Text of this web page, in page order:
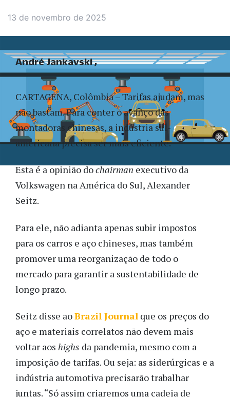
13 de novembro de 2025
CARTAGENA, Colômbia – Tarifas ajudam, mas
não bastam. Para conter o avanço das
montadoras chinesas, a indústria sul-
americana precisa ser mais eficiente.
Esta é a opinião dochairman executivo da
Volkswagen na América do Sul, Alexander
Seitz.
Para ele, não adianta apenas subir impostos
para os carros e aço chineses, mas também
promover uma reorganização de todo o
mercado para garantir a sustentabilidade de
longo prazo.
Seitz disse aoBrazil Journal que os preços do
aço e materiais correlatos não devem mais
voltar aos highs da pandemia, mesmo com a
imposição de tarifas. Ou seja: as siderúrgicas e a
indústria automotiva precisarão trabalhar
juntas.“Só assim criaremos uma cadeia de
André Jankavski